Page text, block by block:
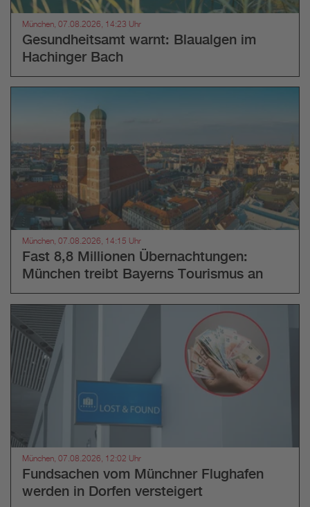
München, 07.08.2026, 14:23 Uhr
Gesundheitsamt warnt: Blaualgen im
Hachinger Bach
München, 07.08.2026, 14:15 Uhr
Fast 8,8 Millionen Übernachtungen:
München treibt Bayerns Tourismus an
München, 07.08.2026, 12:02 Uhr
Fundsachen vom Münchner Flughafen
werden in Dorfen versteigert